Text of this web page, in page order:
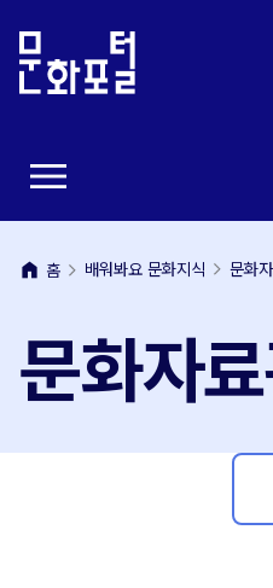
문
내
메
뉴
메
기
menu
home 홈 배워봐요 문화지식 문화
문화자